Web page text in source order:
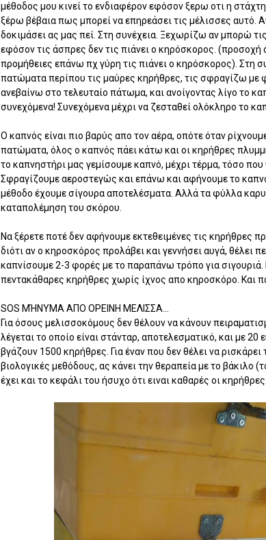
μέθοδος μου κινεί το ενδιαφέρον εφόσον ξερω οτι η
ξέρω βέβαια πως μπορεί να επηρεάσει τις μέλισσες αυτό.
δοκιμάσει ας μας πεί. Στη συνέχεια. Ξεχωρίζω αν μπορώ
εφόσον τις άσπρες δεν τις πιάνει ο κηρόσκορος.
προμήθειες επάνω πχ γύρη τις πιάνει ο κηρόσκορος). Στη
πατώματα περίπου τις μαύρες κηρήθρες, τις σφραγίζω
ανεβαίνω στο τελευταίο πάτωμα, και ανοίγοντας λίγο το
συνεχόμενα! Συνεχόμενα μέχρι να ζεσταθεί ολόκληρο το
Ο καπνός είναι πιο βαρύς απο τον αέρα, οπότε όταν
πατώματα, όλος ο καπνός πάει κάτω και οι κηρήθρες
το καπνηστήρι μας γεμίσουμε καπνό, μέχρι τέρμα, τόσο που
Σφραγίζουμε αεροστεγώς και επάνω και αφήνουμε το
μέθοδο έχουμε σίγουρα αποτελέσματα. Αλλά τα φύλλα
καταπολέμηση του σκόρου.
Να ξέρετε ποτέ δεν αφήνουμε εκτεθειμένες τις κηρήθρες
διότι αν ο κηροσκόρος προλάβει και γεννήσει αυγά, θέλει
καπνίσουμε 2-3 φορές με το παραπάνω τρόπο για
πεντακάθαρες κηρήθρες χωρίς ίχνος απο κηροσκόρο. Και
SOS ΜΉΝΥΜΑ ΑΠΟ ΟΡΕΙΝΗ ΜΕΛΙΣΣΑ...
Για όσους μελισσοκόμους δεν θέλουν να κάνουν
λέγεται το οποίο είναι στάνταρ, αποτελεσματικό, και με
βγάζουν 1500 κηρήθρες. Για έναν που δεν θέλει να ρισκάρει
βιολογικές μεθόδους, ας κάνει την θεραπεία με το βάκιλο
έχει και το κεφάλι του ήσυχο ότι ειναι καθαρές οι κηρήθρες...